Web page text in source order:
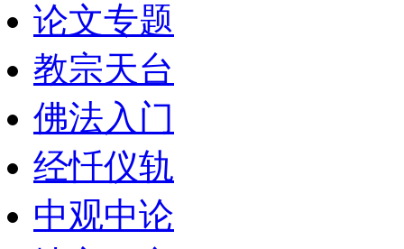
论文专题
教宗天台
佛法入门
经忏仪轨
中观中论